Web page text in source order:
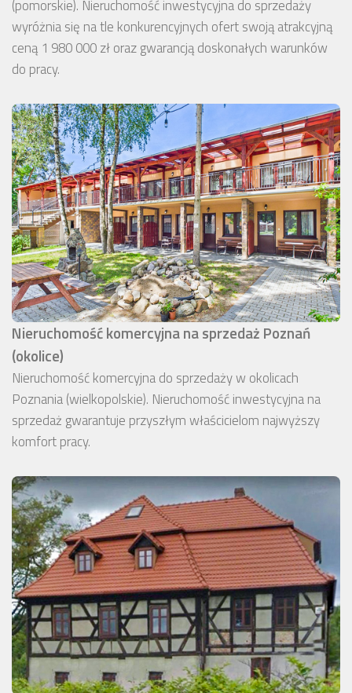
(pomorskie). Nieruchomość inwestycyjna do sprzedaży
wyróżnia się na tle konkurencyjnych ofert swoją atrakcyjną
ceną 1 980 000 zł oraz gwarancją doskonałych warunków
do pracy.
Nieruchomość komercyjna na sprzedaż Poznań
(okolice)
Nieruchomość komercyjna do sprzedaży w okolicach
Poznania (wielkopolskie). Nieruchomość inwestycyjna na
sprzedaż gwarantuje przyszłym właścicielom najwyższy
komfort pracy.